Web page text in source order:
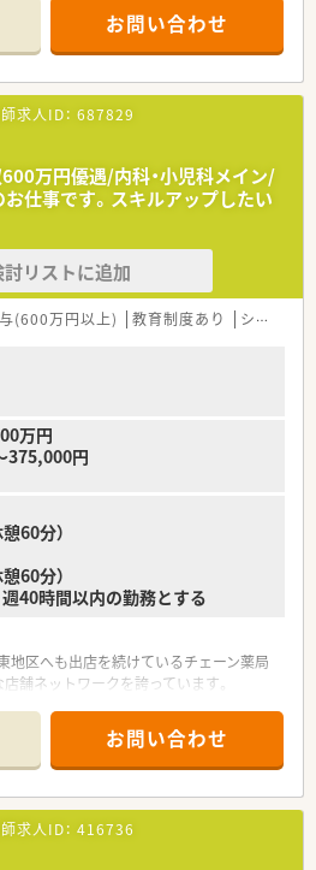
ニュアルを導入することで業務の標準化
でもスムーズに動けるよう工夫されていま
トボールチームのスポンサーを務めるな
積極的で地元住民からの信頼も厚い法人で
ついて】
線八郎潟駅から車で9分ほどの場所に位
科など幅広い処方箋を応需しています。
ほど応需しており、常勤薬剤師4名と非
員体制で無理なく業務に取り組めます。
な応需先としており、消化器科や循環器科
触れながら経験を積むことが可能です。
万円から最大600万円まで検討が可能で
であればさらなる加算も相談いただけま
20,000円の住宅手当が支給されるほか、
当など諸手当が非常に充実しています。
則として発生しないため、秋田の地に腰を
ャリアを形成したい方に最適な環境で
面談が実施されているため風通しが非常
悩みも直接本部に届けやすい環境がありま
子供が小学校に上がるまで利用可能で
あるなど子育て世代に大変理解がありま
現する温かく活気のある雰囲気の職場で
お問い合わせ
求人ID： 687829
万円優遇/内科・小児科メイン/
仕事です。スキルアップしたい
討リストに追加
(600万円以上) 教育制度あり シフト制
万円
375,000円
60分）
60分）
40時間以内の勤務とする
区へも出店を続けているチェーン薬局
舗ネットワークを誇っています。
非常に健全で安定した経営体制です。
経営のおかげで盤石な経営基盤が整って
ない安定志向の方に最適の法人です。
ついて】
土崎駅から車で5分ほどの好立地で、マ
め毎日の通いやすさも抜群です。
お問い合わせ
求人ID： 416736